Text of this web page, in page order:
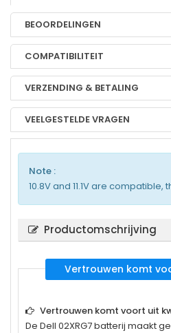
BEOORDELINGEN
COMPATIBILITEIT
VERZENDING & BETALING
VEELGESTELDE VRAGEN
Note :
10.8V and 11.1V are
Productomschrijving
Vertrouwen komt
Vertrouwen komt voort uit
De Dell 02XRG7batterij maakt